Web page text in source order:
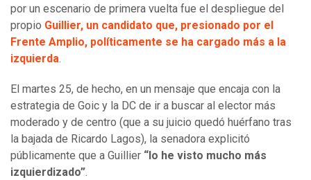
por un escenario de primera vuelta fue el despliegue del
propio Guillier, un candidato que, presionado por el
Frente Amplio, políticamente se ha cargado más a la
izquierda.
El martes 25, de hecho, en un mensaje que encaja con la
estrategia de Goic y la DC de ir a buscar al elector más
moderado y de centro (que a su juicio quedó huérfano tras
la bajada de Ricardo Lagos), la senadora explicitó
públicamente que a Guillier “lo he visto mucho más
izquierdizado”.